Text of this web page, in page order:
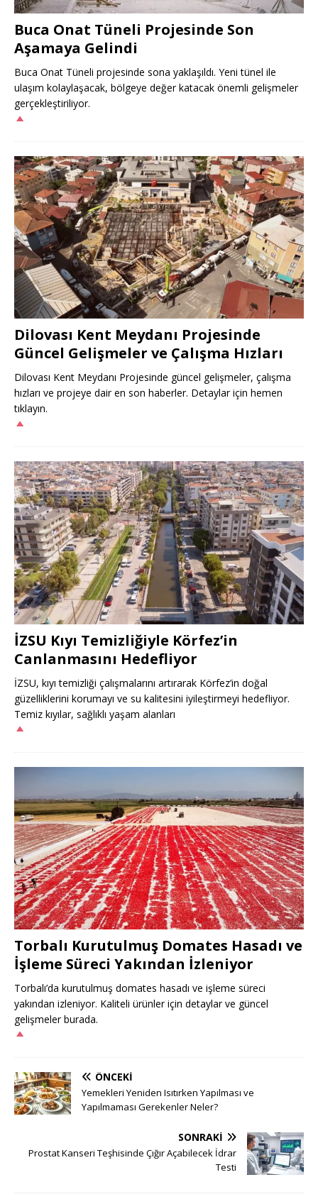
Buca Onat Tüneli Projesinde Son
Aşamaya Gelindi
Buca Onat Tüneli projesinde sona yaklaşıldı. Yeni tünel ile
ulaşım kolaylaşacak, bölgeye değer katacak önemli gelişmeler
gerçekleştiriliyor.
Dilovası Kent Meydanı Projesinde
Güncel Gelişmeler ve Çalışma Hızları
Dilovası Kent Meydanı Projesinde güncel gelişmeler, çalışma
hızları ve projeye dair en son haberler. Detaylar için hemen
tıklayın.
İZSU Kıyı Temizliğiyle Körfez’in
Canlanmasını Hedefliyor
İZSU, kıyı temizliği çalışmalarını artırarak Körfez’in doğal
güzelliklerini korumayı ve su kalitesini iyileştirmeyi hedefliyor.
Temiz kıyılar, sağlıklı yaşam alanları
Torbalı Kurutulmuş Domates Hasadı ve
İşleme Süreci Yakından İzleniyor
Torbalı’da kurutulmuş domates hasadı ve işleme süreci
yakından izleniyor. Kaliteli ürünler için detaylar ve güncel
gelişmeler burada.
ÖNCEKI
Yemekleri Yeniden Isıtırken Yapılması ve
Yapılmaması Gerekenler Neler?
SONRAKI
Prostat Kanseri Teşhisinde Çığır Açabilecek İdrar
Testi